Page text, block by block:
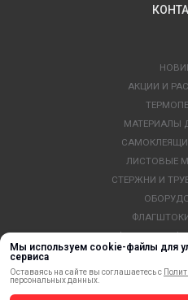
Мы используем cookie-файлы для
сервиса
Оставаясь на сайте вы соглашаетесь с
персональных данных.
АКЦИИ И
МАТЕРИАЛЫ
ЛИСТОВЫЕ
СТЕРЖНИ И
ФЛАГШТОКИ
ПРОФИЛИ И
КРАСКИ,
МОБИЛЬНЫЕ
УСЛУГИ И